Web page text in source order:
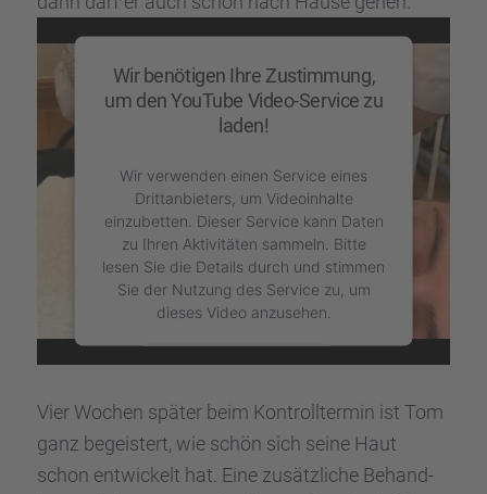
Wir benötigen Ihre Zustimmung,
um den YouTube Video-Service zu
laden!
Wir verwenden einen Service eines
Drittanbieters, um Videoinhalte
einzubetten. Dieser Service kann Daten
zu Ihren Aktivitäten sammeln. Bitte
lesen Sie die Details durch und stimmen
Sie der Nutzung des Service zu, um
dieses Video anzusehen.
Mehr Informationen
Akzeptieren
Usercentrics Consent Management Platform
Vier Wochen später beim Kontroll­ter­min ist Tom
ganz begeis­tert, wie schön sich seine Haut
schon entwi­ckelt hat. Eine zusätz­li­che Behand­